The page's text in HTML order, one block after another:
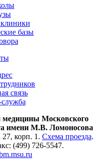
базы
связь
медицины Московского
имени М.В. Ломоносова
корп. 1. Схема проезда.
(499) 726-5547.